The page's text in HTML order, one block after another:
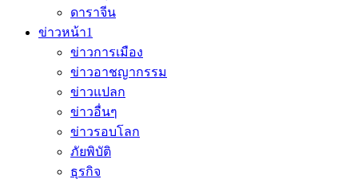
ดาราจีน
ข่าวหน้า1
ข่าวการเมือง
ข่าวอาชญากรรม
ข่าวแปลก
ข่าวอื่นๆ
ข่าวรอบโลก
ภัยพิบัติ
ธุรกิจ